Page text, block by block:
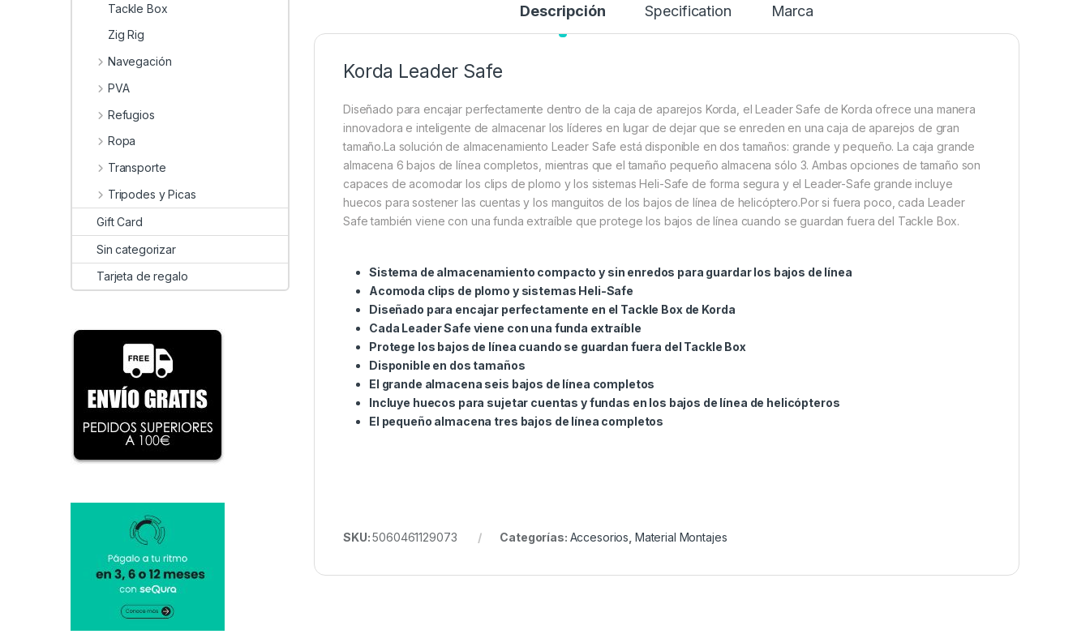
Descripción Specification Marca
Korda Leader Safe
Diseñado para encajar perfectamente dentro de la caja de aparejos Korda, el Leader Safe de Korda ofrece una manera
innovadora e inteligente de almacenar los líderes en lugar de dejar que se enreden en una caja de aparejos de gran
tamaño.La solución de almacenamiento Leader Safe está disponible en dos tamaños: grande y pequeño. La caja grande
almacena 6 bajos de línea completos, mientras que el tamaño pequeño almacena sólo 3. Ambas opciones de tamaño son
capaces de acomodar los clips de plomo y los sistemas Heli-Safe de forma segura y el Leader-Safe grande incluye
huecos para sostener las cuentas y los manguitos de los bajos de línea de helicóptero.Por si fuera poco, cada Leader
Safe también viene con una funda extraíble que protege los bajos de línea cuando se guardan fuera del Tackle Box.
Sistema de almacenamiento compacto y sin enredos para guardar los bajos de línea
Acomoda clips de plomo y sistemas Heli-Safe
Diseñado para encajar perfectamente en el Tackle Box de Korda
Cada Leader Safe viene con una funda extraíble
Protege los bajos de línea cuando se guardan fuera del Tackle Box
Disponible en dos tamaños
El grande almacena seis bajos de línea completos
Incluye huecos para sujetar cuentas y fundas en los bajos de línea de helicópteros
El pequeño almacena tres bajos de línea completos
SKU:5060461129073 Categorías: Accesorios Material Montajes
Tackle Box
Zig Rig
Navegación
PVA
Refugios
Ropa
Transporte
Tripodes y Picas
Gift Card
Sin categorizar
Tarjeta de regalo